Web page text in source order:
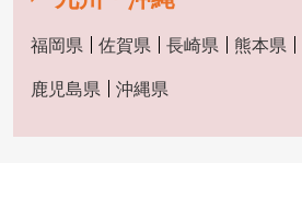
福岡県 佐賀県 長崎県 熊本県
鹿児島県
沖縄県